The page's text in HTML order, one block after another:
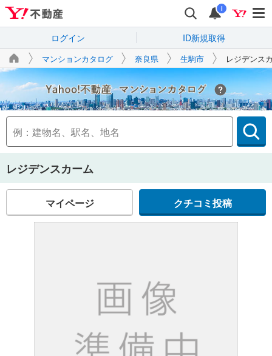
i
ログイン ID新規取得
マンションカタログ 奈良県 生駒市 レジデンス
Yahoo!不動産
レジデンスカーム
マイページ クチコミ投稿